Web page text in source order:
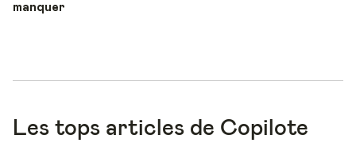
manquer
Les tops articles de Copilote